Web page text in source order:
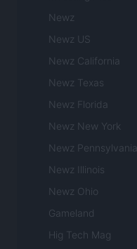
Newz
Newz US
Newz California
Newz Texas
Newz Florida
Newz New York
Newz Pennsylvania
Newz Illinois
Newz Ohio
Gameland
Hig Tech Mag